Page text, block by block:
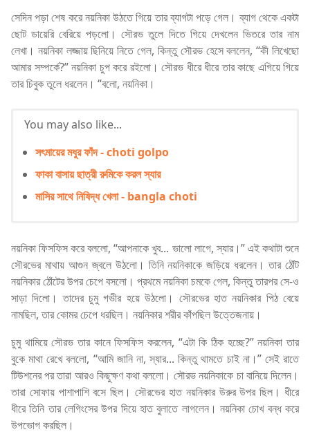
সেদিন পড়া শেষ করে নয়নিকা উঠতে গিয়ে তার ব্যাগটা পড়ে গেল। ব্যাগ থেকে একটা
ছোট ডায়েরি বেরিয়ে পড়লো। সৌরভ তুলে দিতে গিয়ে দেখলেন ভিতরে তার নাম
লেখা। নয়নিকা লজ্জায় ছিনিয়ে নিতে গেল, কিন্তু সৌরভ হেসে বললেন, “কী লিখেছো
আমার সম্পর্কে?” নয়নিকা চুপ করে রইলো। সৌরভ ধীরে ধীরে তার কাছে এগিয়ে গিয়ে
তার চিবুক তুলে ধরলেন। “বলো, নয়নিকা।
You may also like...
সৎমায়ের মধুর ফাঁদ - choti golpo
ফাকা বাসায় ছাত্রী রুমিকে করল স্যার
মাসির সাথে নিষিদ্ধ খেলা - bangla choti
নয়নিকা ফিসফিস করে বললো, “আপনাকে খুব... ভালো লাগে, স্যার।” এই কথাটা শুনে
সৌরভের মাথায় আগুন জ্বলে উঠলো। তিনি নয়নিকাকে জড়িয়ে ধরলেন। তার ঠোঁট
নয়নিকার ঠোঁটের উপর চেপে বসলো। প্রথমে নয়নিকা চমকে গেল, কিন্তু তারপর সে-ও
সাড়া দিলো। তাদের চুমু গভীর হয়ে উঠলো। সৌরভের হাত নয়নিকার পিঠ বেয়ে
নামছিল, তার কোমর চেপে ধরছিল। নয়নিকার শরীর কাঁপছিল উত্তেজনায়।
চুমু থামিয়ে সৌরভ তার কানে ফিসফিস করলেন, “এটা কি ঠিক হচ্ছে?” নয়নিকা তার
বুকে মাথা রেখে বললো, “আমি জানি না, স্যার... কিন্তু থামতে চাই না।” সেই রাতে
টিউশনের পর তারা আরও কিছুক্ষণ কথা বললো। সৌরভ নয়নিকাকে চা বানিয়ে দিলেন।
তারা সোফায় পাশাপাশি বসে ছিল। সৌরভের হাত নয়নিকার উরুর উপর ছিল। ধীরে
ধীরে তিনি তার লেগিংসের উপর দিয়ে হাত বুলাতে লাগলেন। নয়নিকা চোখ বন্ধ করে
উপভোগ করছিল।